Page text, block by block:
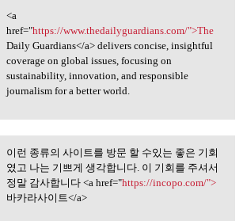
href="https://www
<a
href="https://www.thedailyguardians.com/">The
Daily Guardians</a> delivers concise, insightful
coverage on global issues, focusing on
sustainability, innovation, and responsible
journalism for a better world.
런 종류의 사이트를 방문 할 수
있는 좋은 기회 였고
이런 종류의 사이트를 방문 할 수있는 좋은 기회
였고 나는 기쁘게 생각합니다. 이 기회를 주셔서
정말 감사합니다 <a href="https://incopo.com/">
바카라사이트</a>